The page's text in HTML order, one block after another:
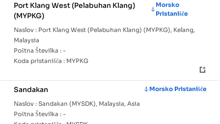
Port Klang West (Pelabuhan Klang)
(MYPKG)
Morsko
Pristanišče
Naslov : Port Klang West (Pelabuhan Klang) (MYPKG), Kelang,
Malaysia
Poštna Številka : -
Koda pristanišča : MYPKG
Sandakan
Morsko Pristanišče
Naslov : Sandakan (MYSDK), Malaysia, Asia
Poštna Številka : -